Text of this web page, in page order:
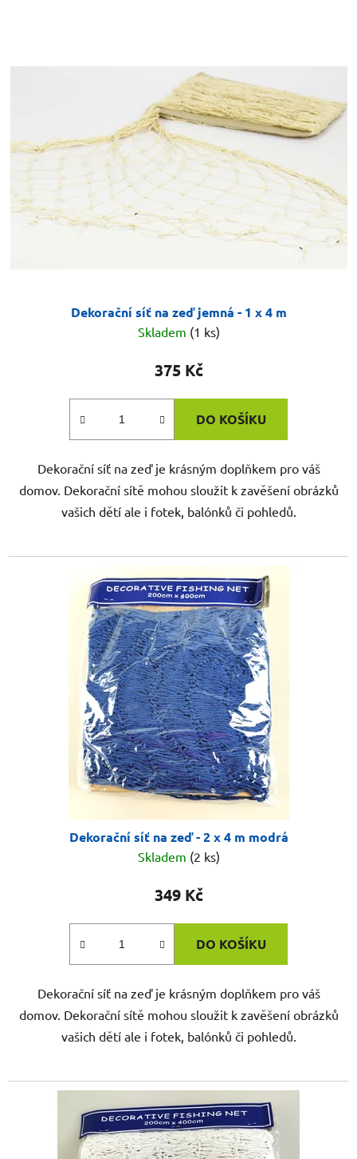
Dekorační síť na zeď jemná - 1 x 4 m
Skladem (1 ks)
375 Kč
DO KOŠÍKU
Dekorační síť na zeď je krásným doplňkem pro váš
domov. Dekorační sítě mohou sloužit k zavěšení obrázků
vašich dětí ale i fotek, balónků či pohledů.
Dekorační síť na zeď - 2 x 4 m modrá
Skladem (2 ks)
349 Kč
DO KOŠÍKU
Dekorační síť na zeď je krásným doplňkem pro váš
domov. Dekorační sítě mohou sloužit k zavěšení obrázků
vašich dětí ale i fotek, balónků či pohledů.